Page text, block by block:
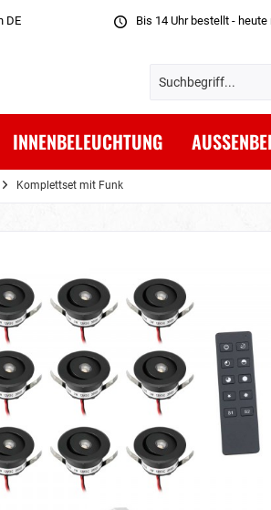
DE Bis 14 Uhr bestellt -
INNENBELEUCHTUNG
Komplettset mit Funk